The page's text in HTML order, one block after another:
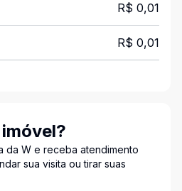
R$ 0,01
R$ 0,01
da W e receba atendimento
sua visita ou tirar suas